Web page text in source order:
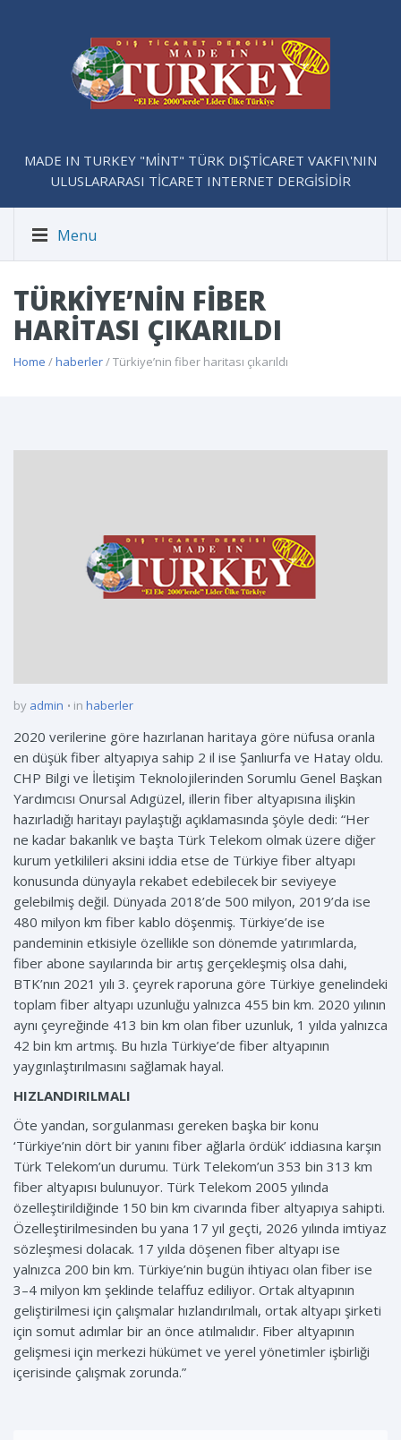
MADE IN TURKEY "MİNT" TÜRK DIŞTİCARET VAKFI\'NIN
ULUSLARARASI TİCARET INTERNET DERGİSİDİR
Menu
TÜRKIYE’NIN FIBER
HARITASI ÇIKARILDI
Home /haberler/ Türkiye’nin fiber haritası çıkarıldı
by admin in haberler
2020 verilerine göre hazırlanan haritaya göre nüfusa oranla
en düşük fiber altyapıya sahip 2 il ise Şanlıurfa ve Hatay oldu.
CHP Bilgi ve İletişim Teknolojilerinden Sorumlu Genel Başkan
Yardımcısı Onursal Adıgüzel, illerin fiber altyapısına ilişkin
hazırladığı haritayı paylaştığı açıklamasında şöyle dedi: “Her
ne kadar bakanlık ve başta Türk Telekom olmak üzere diğer
kurum yetkilileri aksini iddia etse de Türkiye fiber altyapı
konusunda dünyayla rekabet edebilecek bir seviyeye
gelebilmiş değil. Dünyada 2018’de 500 milyon, 2019’da ise
480 milyon km fiber kablo döşenmiş. Türkiye’de ise
pandeminin etkisiyle özellikle son dönemde yatırımlarda,
fiber abone sayılarında bir artış gerçekleşmiş olsa dahi,
BTK’nın 2021 yılı 3. çeyrek raporuna göre Türkiye genelindeki
toplam fiber altyapı uzunluğu yalnızca 455 bin km. 2020 yılının
aynı çeyreğinde 413 bin km olan fiber uzunluk, 1 yılda yalnızca
42 bin km artmış. Bu hızla Türkiye’de fiber altyapının
yaygınlaştırılmasını sağlamak hayal.
HIZLANDIRILMALI
Öte yandan, sorgulanması gereken başka bir konu
‘Türkiye’nin dört bir yanını fiber ağlarla ördük’ iddiasına karşın
Türk Telekom’un durumu. Türk Telekom’un 353 bin 313 km
fiber altyapısı bulunuyor. Türk Telekom 2005 yılında
özelleştirildiğinde 150 bin km civarında fiber altyapıya sahipti.
Özelleştirilmesinden bu yana 17 yıl geçti, 2026 yılında imtiyaz
sözleşmesi dolacak. 17 yılda döşenen fiber altyapı ise
yalnızca 200 bin km. Türkiye’nin bugün ihtiyacı olan fiber ise
3–4 milyon km şeklinde telaffuz ediliyor. Ortak altyapının
geliştirilmesi için çalışmalar hızlandırılmalı, ortak altyapı şirketi
için somut adımlar bir an önce atılmalıdır. Fiber altyapının
gelişmesi için merkezi hükümet ve yerel yönetimler işbirliği
içerisinde çalışmak zorunda.”